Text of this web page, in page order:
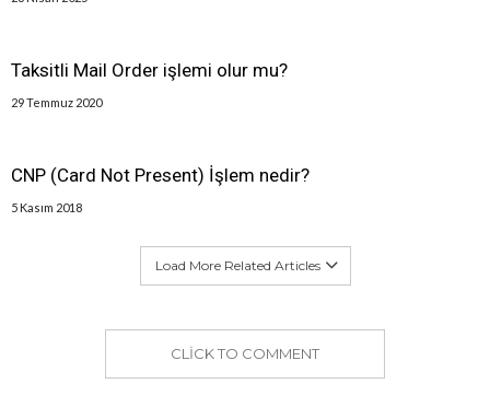
Taksitli Mail Order işlemi olur mu?
29 Temmuz 2020
CNP (Card Not Present) İşlem nedir?
5 Kasım 2018
Load More Related Articles
CLICK TO COMMENT